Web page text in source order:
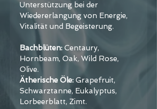
Unterstützung bei der
Wiedererlangung von Energie,
Vitalität und Begeisterung.
Bachblüten: Centaury,
Hornbeam, Oak, Wild Rose,
Olive.
Ätherische Öle: Grapefruit,
Schwarztanne, Eukalyptus,
Lorbeerblatt, Zimt.